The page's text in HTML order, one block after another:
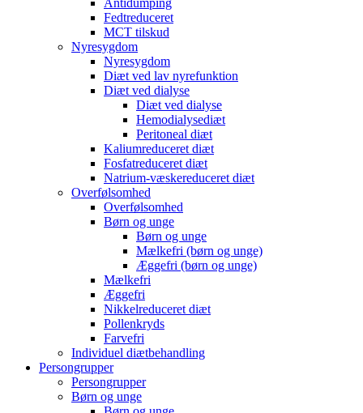
Antidumping
Fedtreduceret
MCT tilskud
Nyresygdom
Nyresygdom
Diæt ved lav nyrefunktion
Diæt ved dialyse
Diæt ved dialyse
Hemodialysediæt
Peritoneal diæt
Kaliumreduceret diæt
Fosfatreduceret diæt
Natrium-væskereduceret diæt
Overfølsomhed
Overfølsomhed
Børn og unge
Børn og unge
Mælkefri (børn og unge)
Æggefri (børn og unge)
Mælkefri
Æggefri
Nikkelreduceret diæt
Pollenkryds
Farvefri
Individuel diætbehandling
Persongrupper
Persongrupper
Børn og unge